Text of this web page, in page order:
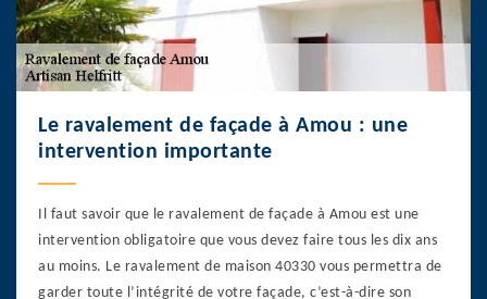
Le ravalement de façade à Amou : une
intervention importante
Il faut savoir que le ravalement de façade à Amou est une
intervention obligatoire que vous devez faire tous les dix ans
au moins. Le ravalement de maison 40330 vous permettra de
garder toute l’intégrité de votre façade, c’est-à-dire son